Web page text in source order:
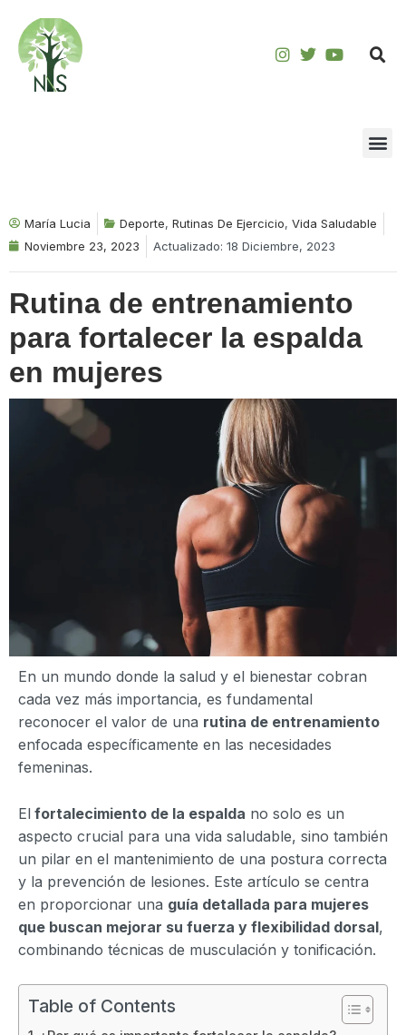
Saltar
contenido
María Lucia Deporte, Rutinas De Ejercicio, Vida Saludable
Noviembre 23, 2023
Actualizado: 18 Diciembre, 2023
Rutina de entrenamiento
para fortalecer la espalda
en mujeres
En un mundo donde la salud y el bienestar cobran
cada vez más importancia, es fundamental
reconocer el valor de una rutina de entrenamiento
enfocada específicamente en las necesidades
femeninas.
El fortalecimiento de la espalda no solo es un
aspecto crucial para una vida saludable, sino también
un pilar en el mantenimiento de una postura correcta
y la prevención de lesiones. Este artículo se centra
en proporcionar una guía detallada para mujeres
que buscan mejorar su fuerza y flexibilidad dorsal,
combinando técnicas de musculación y tonificación.
Table of Contents